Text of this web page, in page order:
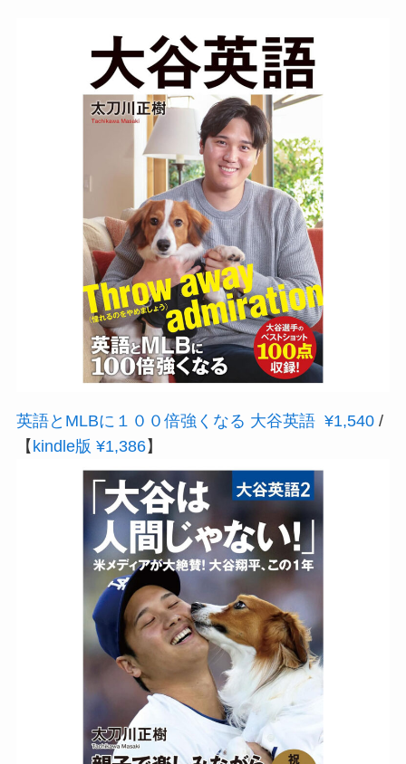
英語とMLBに１００倍強くなる 大谷英語 ¥1,540/
【 kindle版 ¥1,386】